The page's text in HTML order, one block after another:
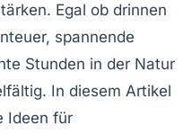
Egal ob drinnen
spannende
Stunden in der Natur
In diesem Artikel
Ideen für